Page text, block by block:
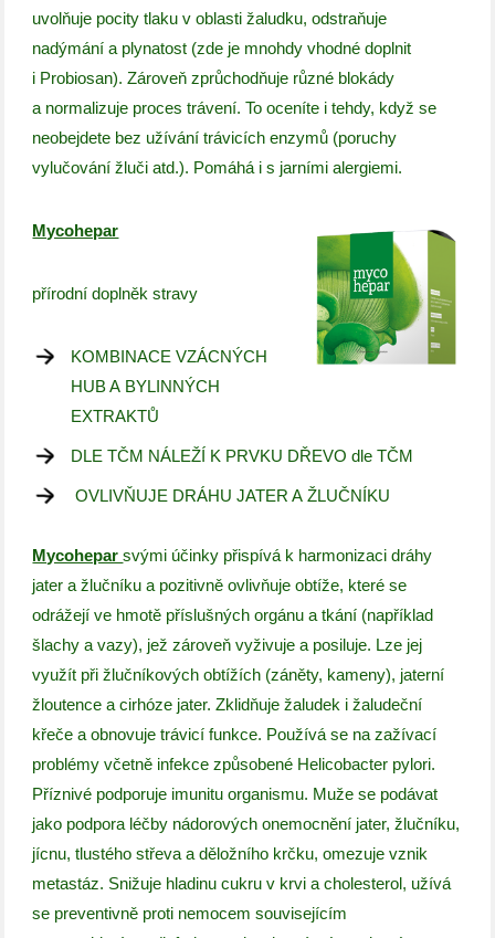
uvolňuje pocity tlaku v oblasti žaludku, odstraňuje
nadýmání a plynatost (zde je mnohdy vhodné doplnit
i Probiosan). Zároveň zprůchodňuje různé blokády
a normalizuje proces trávení. To oceníte i tehdy, když se
neobejdete bez užívání trávicích enzymů (poruchy
vylučování žluči atd.). Pomáhá i s jarními alergiemi.
Mycohepar
přírodní doplněk stravy
KOMBINACE VZÁCNÝCH
HUB A BYLINNÝCH
EXTRAKTŮ
DLE TČM NÁLEŽÍ K PRVKU DŘEVO dle TČM
OVLIVŇUJE DRÁHU JATER A ŽLUČNÍKU
Mycoheparsvými účinky přispívá k harmonizaci dráhy
jater a žlučníku a pozitivně ovlivňuje obtíže, které se
odrážejí ve hmotě příslušných orgánu a tkání (například
šlachy a vazy), jež zároveň vyživuje a posiluje. Lze jej
využít při žlučníkových obtížích (záněty, kameny), jaterní
žloutence a cirhóze jater. Zklidňuje žaludek i žaludeční
křeče a obnovuje trávicí funkce. Používá se na zažívací
problémy včetně infekce způsobené Helicobacter pylori.
Příznivé podporuje imunitu organismu. Muže se podávat
jako podpora léčby nádorových onemocnění jater, žlučníku,
jícnu, tlustého střeva a děložního krčku, omezuje vznik
metastáz. Snižuje hladinu cukru v krvi a cholesterol, užívá
se preventivně proti nemocem souvisejícím